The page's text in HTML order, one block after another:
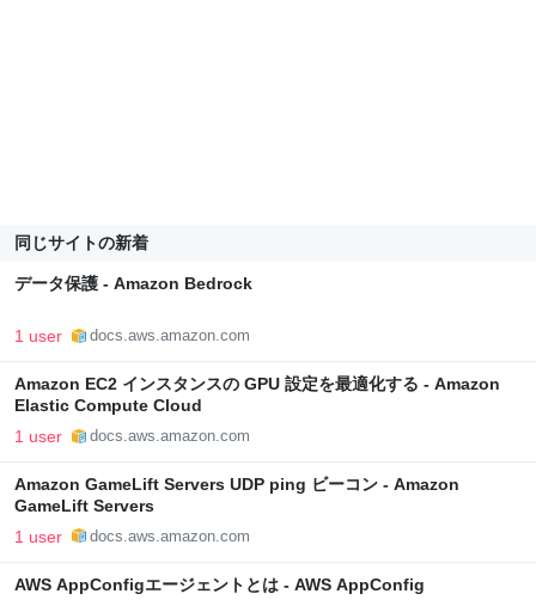
同じサイトの新着
データ保護 - Amazon Bedrock
1 user docs.aws.amazon.com
Amazon EC2 インスタンスの GPU 設定を最適化する - Amazon
Elastic Compute Cloud
1 user docs.aws.amazon.com
Amazon GameLift Servers UDP ping ビーコン - Amazon
GameLift Servers
1 user docs.aws.amazon.com
AWS AppConfigエージェントとは - AWS AppConfig